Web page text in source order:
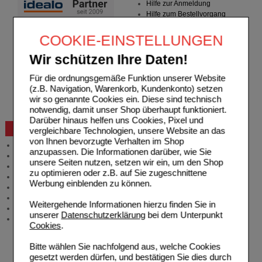
COOKIE-EINSTELLUNGEN
Wir schützen Ihre Daten!
Für die ordnungsgemäße Funktion unserer Website
(z.B. Navigation, Warenkorb, Kundenkonto) setzen
wir so genannte Cookies ein. Diese sind technisch
notwendig, damit unser Shop überhaupt funktioniert.
Darüber hinaus helfen uns Cookies, Pixel und
vergleichbare Technologien, unsere Website an das
von Ihnen bevorzugte Verhalten im Shop
anzupassen. Die Informationen darüber, wie Sie
unsere Seiten nutzen, setzen wir ein, um den Shop
zu optimieren oder z.B. auf Sie zugeschnittene
Werbung einblenden zu können.
Weitergehende Informationen hierzu finden Sie in
unserer Datenschutzerklärungbei dem Unterpunkt
Cookies.
Bitte wählen Sie nachfolgend aus, welche Cookies
gesetzt werden dürfen, und bestätigen Sie dies durch
Hilfe zur Anmeldung
Hilfe zum Bestellvorgang
Rezepte einlösen
Freiumschläge anfordern
Freiumschläge downloaden
Auslandsbestellung
Reklamation
Widerrufsformular
Problembehebung
Bestellschein
Beratung und Service
Allgemeine Information
Produktberatung
Meldung Arzneimittelrisiken
Zuzahlungsfreie Arzneien
Angebote & Downloads
Neukundenprämie
Stellenangebote